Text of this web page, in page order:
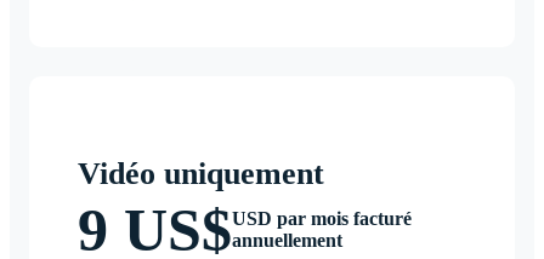
Vidéo uniquement
9 US$USD par mois facturé
annuellement